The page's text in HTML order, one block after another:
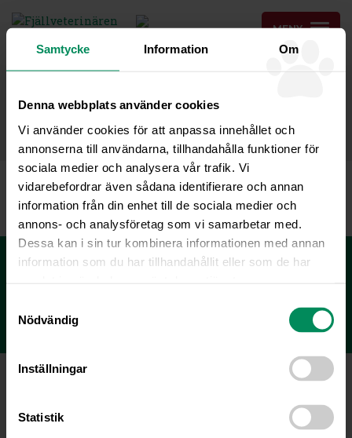
Samtycke Information Om
Denna webbplats använder cookies
Vi använder cookies för att anpassa innehållet och
annonserna till användarna, tillhandahålla funktioner för
sociala medier och analysera vår trafik. Vi
vidarebefordrar även sådana identifierare och annan
information från din enhet till de sociala medier och
annons- och analysföretag som vi samarbetar med.
Dessa kan i sin tur kombinera informationen med annan
information som du har tillhandahållit eller som de har
Nödvändig
Inställningar
Statistik
MENY
KONTAKT & BOKNING
IMG_0605
Fjällveterinären - Tryggheten för Dig och Ditt
Copyright © 2021 Fjällveterinären AB |